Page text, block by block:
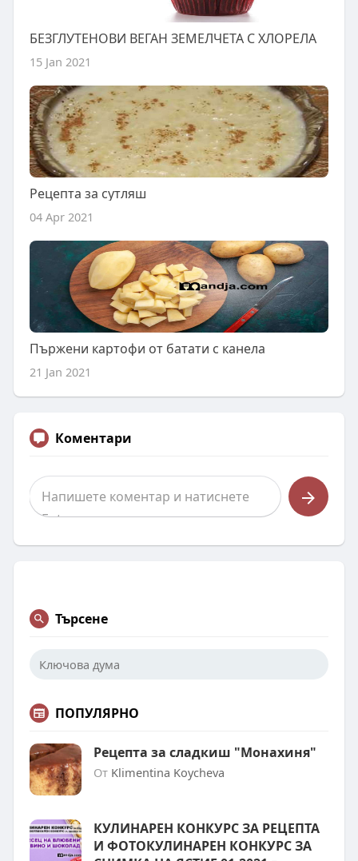
БЕЗГЛУТЕНОВИ ВЕГАН ЗЕМЕЛЧЕТА С ХЛОРЕЛА
15 Jan 2021
Рецепта за сутляш
04 Apr 2021
Пържени картофи от батати с канела
21 Jan 2021
Коментари
Търсене
ПОПУЛЯРНО
Рецепта за сладкиш "Монахиня"
От Klimentina Koycheva
КУЛИНАРЕН КОНКУРС ЗА РЕЦЕПТА
И ФОТОКУЛИНАРЕН КОНКУРС ЗА